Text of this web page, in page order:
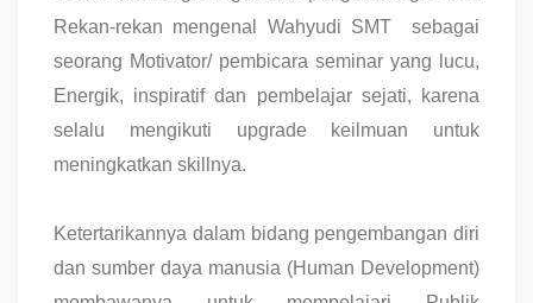
Rekan-rekan mengenal Wahyudi SMT sebagai
seorang Motivator/ pembicara seminar yang lucu,
Energik, inspiratif dan pembelajar sejati, karena
selalu mengikuti upgrade keilmuan untuk
meningkatkan skillnya.
Ketertarikannya dalam bidang pengembangan diri
dan sumber daya manusia (Human Development)